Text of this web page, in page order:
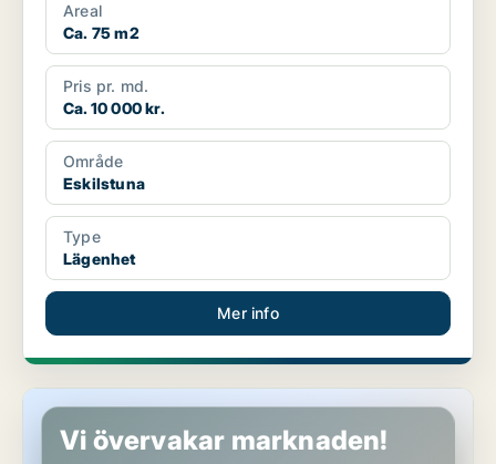
Areal
Ca. 75 m2
Pris pr. md.
Ca. 10 000 kr.
Område
Eskilstuna
Type
Lägenhet
Mer info
Lägenhet i Eskilstuna
Vi övervakar marknaden!